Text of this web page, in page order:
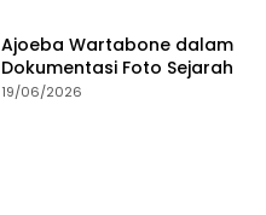
Ajoeba Wartabone dalam
Dokumentasi Foto Sejarah
19/06/2026